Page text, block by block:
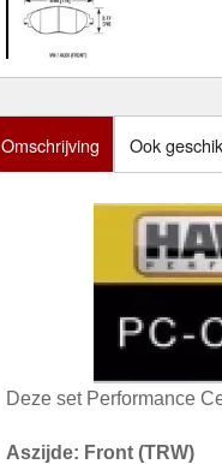
Omschrijving Ook
Deze set Performance
Aszijde: Front (TRW)